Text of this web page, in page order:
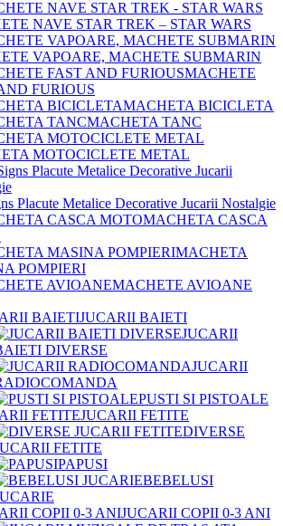
NAVE STAR TREK – STAR WARS
VAPOARE, MACHETE SUBMARIN
MACHETE
FURIOUS
MACHETA BICICLETA
MACHETA TANC
MOTOCICLETE METAL
Placute Metalice Decorative Jucarii Nostalgie
MACHETA CASCA
MACHETA
POMPIERI
MACHETE AVIOANE
JUCARII BAIETI
JUCARII
DIVERSE
JUCARII
PUSTI SI PISTOALE
JUCARII FETITE
DIVERSE
FETITE
PAPUSI
BEBELUSI
JUCARII COPII 0-3 ANI